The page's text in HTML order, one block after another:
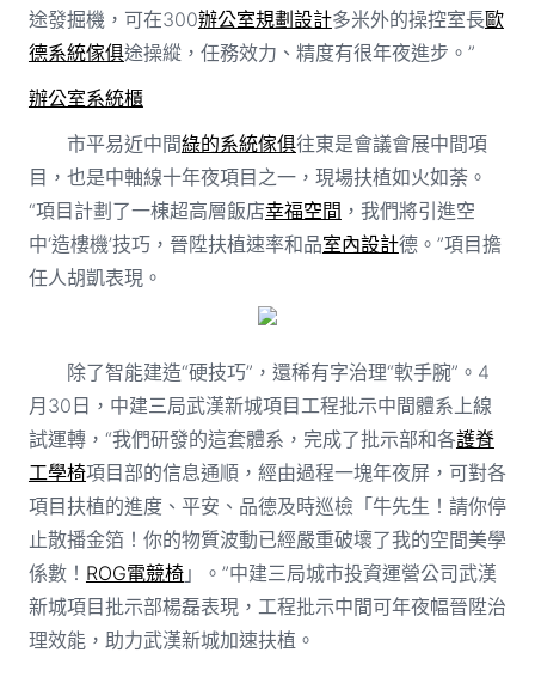
途發掘機，可在300辦公室規劃設計多米外的操控室長歐
德系統傢俱途操縱，任務效力、精度有很年夜進步。”
辦公室系統櫃
市平易近中間綠的系統傢俱往東是會議會展中間項
目，也是中軸線十年夜項目之一，現場扶植如火如荼。
“項目計劃了一棟超高層飯店幸福空間 ，我們將引進空
中‘造樓機’技巧，晉陞扶植速率和品室內設計德。”項目擔
任人胡凱表現。
除了智能建造“硬技巧”，還稀有字治理“軟手腕”。4
月30日，中建三局武漢新城項目工程批示中間體系上線
試運轉，“我們研發的這套體系，完成了批示部和各護脊
工學椅項目部的信息通順，經由過程一塊年夜屏，可對各
項目扶植的進度、平安、品德及時巡檢「牛先生！請你停
止散播金箔！你的物質波動已經嚴重破壞了我的空間美學
係數！ ROG電競椅」。”中建三局城市投資運營公司武漢
新城項目批示部楊磊表現，工程批示中間可年夜幅晉陞治
理效能，助力武漢新城加速扶植。